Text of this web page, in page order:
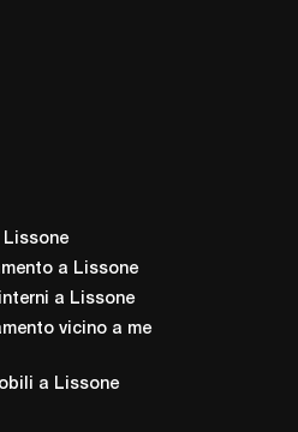
Lissone
a Lissone
a Lissone
vicino a me
a Lissone